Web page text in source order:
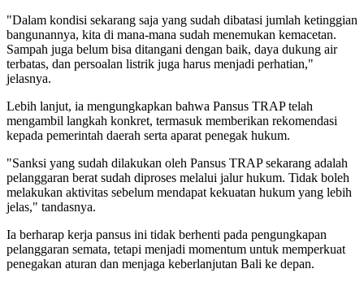
"Dalam kondisi sekarang saja yang sudah dibatasi jumlah ketinggian
bangunannya, kita di mana-mana sudah menemukan kemacetan.
Sampah juga belum bisa ditangani dengan baik, daya dukung air
terbatas, dan persoalan listrik juga harus menjadi perhatian,"
jelasnya.
Lebih lanjut, ia mengungkapkan bahwa Pansus TRAP telah
mengambil langkah konkret, termasuk memberikan rekomendasi
kepada pemerintah daerah serta aparat penegak hukum.
"Sanksi yang sudah dilakukan oleh Pansus TRAP sekarang adalah
pelanggaran berat sudah diproses melalui jalur hukum. Tidak boleh
melakukan aktivitas sebelum mendapat kekuatan hukum yang lebih
jelas," tandasnya.
Ia berharap kerja pansus ini tidak berhenti pada pengungkapan
pelanggaran semata, tetapi menjadi momentum untuk memperkuat
penegakan aturan dan menjaga keberlanjutan Bali ke depan.